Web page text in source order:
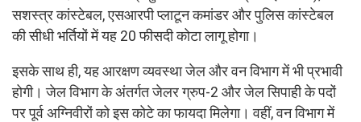
सशस्त्र कांस्टेबल, एसआरपी प्लाटून कमांडर और पुलिस कांस्टेबल
की सीधी भर्तियों में यह 20 फीसदी कोटा लागू होगा।
इसके साथ ही, यह आरक्षण व्यवस्था जेल और वन विभाग में भी प्रभावी
होगी। जेल विभाग के अंतर्गत जेलर ग्रुप-2 और जेल सिपाही के पदों
पर पूर्व अग्निवीरों को इस कोटे का फायदा मिलेगा। वहीं, वन विभाग में